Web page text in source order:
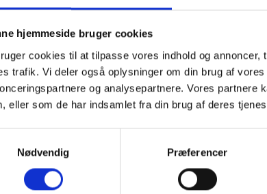
hjemmeside bruger cookies
cookies til at tilpasse vores indhold og
trafik. Vi deler også oplysninger om din brug af
og analysepartnere. Vores partnere
eller som de har indsamlet fra din brug af deres
Nødvendig
Præferencer
deler på Instagram
#visitaarhusregion
|web@visitaarhus.com